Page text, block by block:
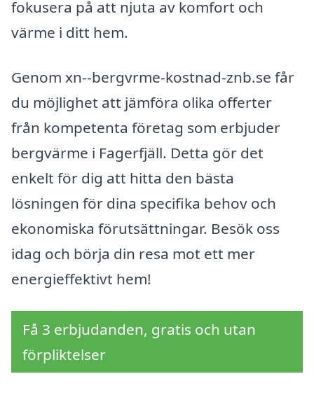
fokusera på att njuta av komfort och
värme i ditt hem.
Genom xn--bergvrme-kostnad-znb.se får
du möjlighet att jämföra olika offerter
från kompetenta företag som erbjuder
bergvärme i Fagerfjäll. Detta gör det
enkelt för dig att hitta den bästa
lösningen för dina specifika behov och
ekonomiska förutsättningar. Besök oss
idag och börja din resa mot ett mer
energieffektivt hem!
Få 3 erbjudanden, gratis och utan
förpliktelser